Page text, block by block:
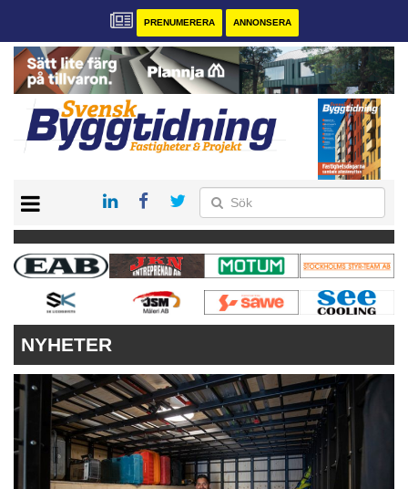
PRENUMERERA ANNONSERA
PRENUMERERA
VÅRA ANDRA MAGASIN
ANNONSERA
NYHETER